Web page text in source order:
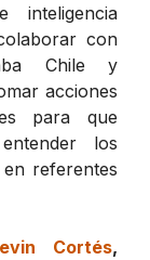
inteligencia
con
Chile y
acciones
para que
los
referentes
Cortés,